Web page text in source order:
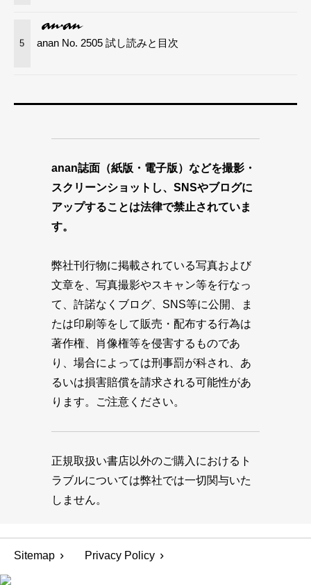
5 anan No. 2505 試し読みと目次
anan誌面（紙版・電子版）などを撮影・
スクリーンショットし、SNSやブログに
アップすることは法律で禁止されていま
す。
弊社刊行物に掲載されている写真および
文章を、写真撮影やスキャン等を行なっ
て、許諾なくブログ、SNS等に公開、ま
たは印刷等をして販売・配布する行為は
著作権、肖像権等を侵害するものであ
り、場合によっては刑事罰が科され、あ
るいは損害賠償を請求される可能性があ
ります。ご注意ください。
正規取扱い書店以外のご購入におけるト
ラブルについては弊社では一切関与いた
しません。
Sitemap Privacy Policy